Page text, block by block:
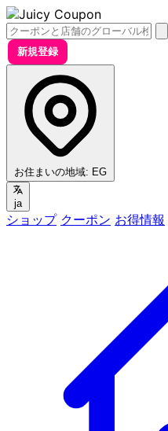
新規登録
お住まいの地域: EG
ja
ショップ クーポン お得情報